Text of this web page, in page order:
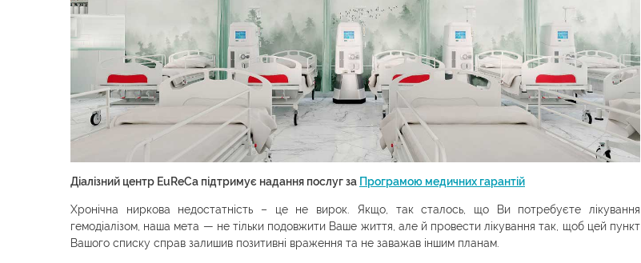
Діалізний центр EuReCa підтримує надання послуг за Програмою медичних гарантій
Хронічна ниркова недостатність – це не вирок. Якщо, так сталось, що Ви потребуєте лікування
гемодіалізом, наша мета — не тільки подовжити Ваше життя, але й провести лікування так, щоб цей пункт
Вашого списку справ залишив позитивні враження та не заважав іншим планам.